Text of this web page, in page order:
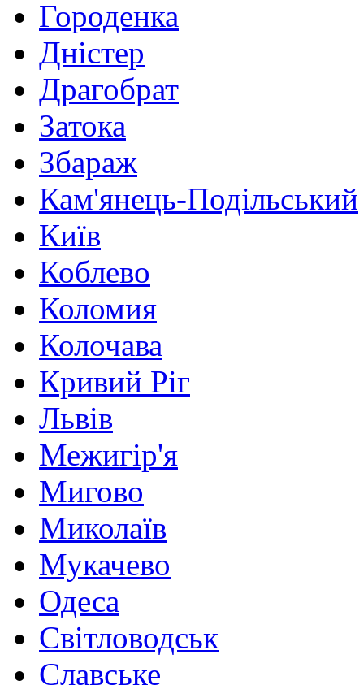
Городенка
Дністер
Драгобрат
Затока
Збараж
Кам'янець-Подільський
Київ
Коблево
Коломия
Колочава
Кривий Ріг
Львів
Межигір'я
Мигово
Миколаїв
Мукачево
Одеса
Світловодськ
Славське